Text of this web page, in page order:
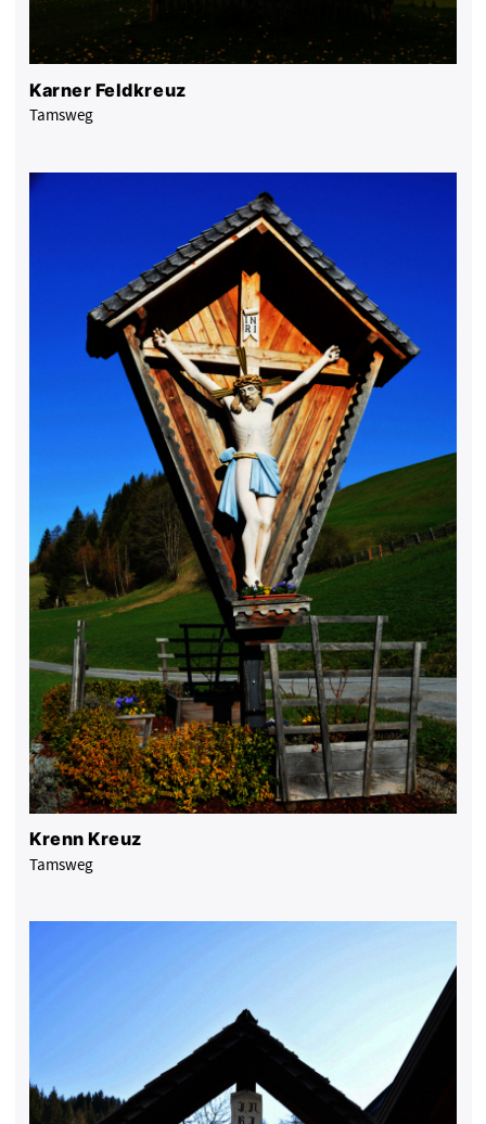
Karner Feldkreuz
Tamsweg
Krenn Kreuz
Tamsweg